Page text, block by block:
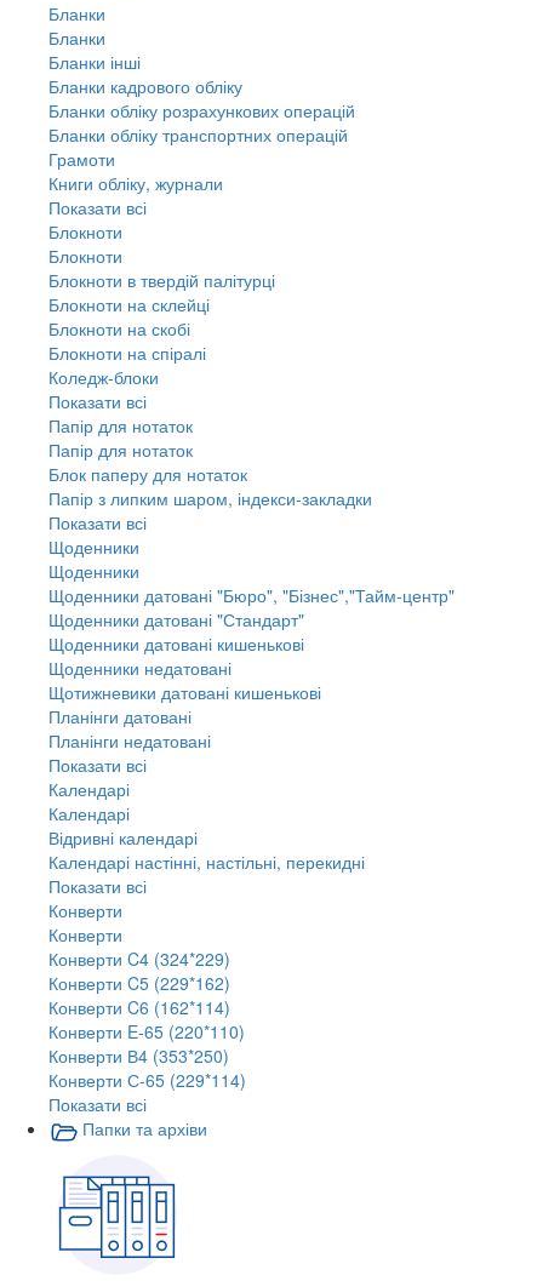
Бланки
Бланки
Бланки інші
Бланки кадрового обліку
Бланки обліку розрахункових операцій
Бланки обліку транспортних операцій
Грамоти
Книги обліку, журнали
Показати всі
Блокноти
Блокноти
Блокноти в твердій палітурці
Блокноти на склейці
Блокноти на скобі
Блокноти на спіралі
Коледж-блоки
Показати всі
Папір для нотаток
Папір для нотаток
Блок паперу для нотаток
Папір з липким шаром, індекси-закладки
Показати всі
Щоденники
Щоденники
Щоденники датовані "Бюро", "Бізнес","Тайм-центр"
Щоденники датовані "Стандарт"
Щоденники датовані кишенькові
Щоденники недатовані
Щотижневики датовані кишенькові
Планінги датовані
Планінги недатовані
Показати всі
Календарі
Календарі
Відривні календарі
Календарі настінні, настільні, перекидні
Показати всі
Конверти
Конверти
Конверти C4 (324*229)
Конверти C5 (229*162)
Конверти C6 (162*114)
Конверти E-65 (220*110)
Конверти В4 (353*250)
Конверти С-65 (229*114)
Показати всі
Папки та архіви